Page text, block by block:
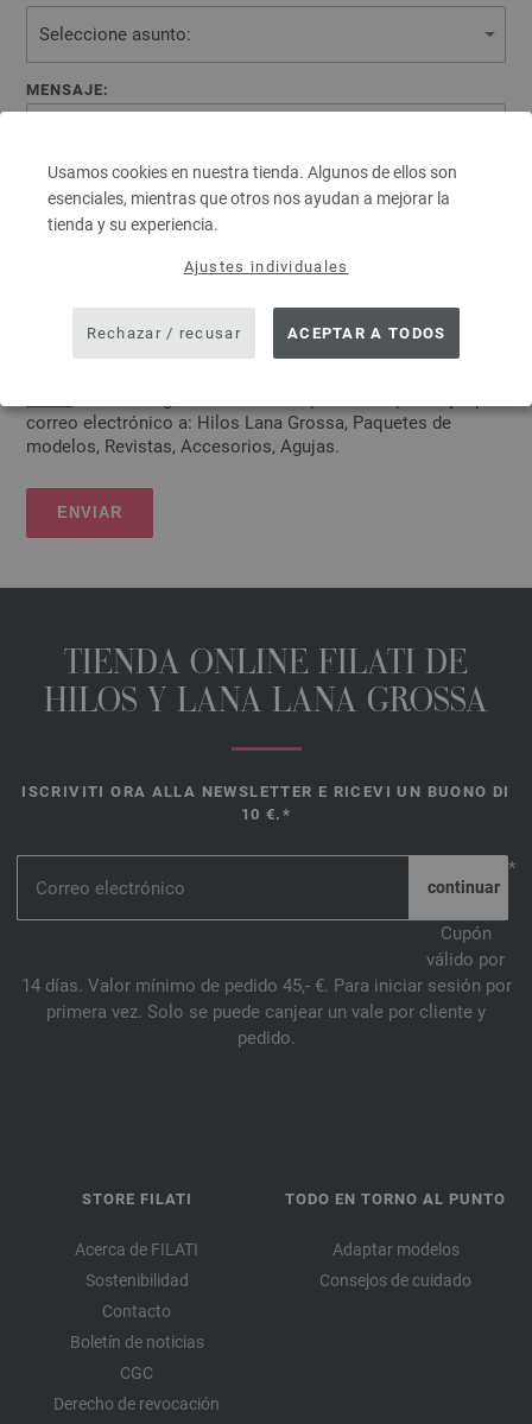
Usamos cookies en nuestra tienda. Algunos de ellos son
esenciales, mientras que otros nos ayudan a mejorar la
tienda y su experiencia.
Ajustes individuales
Rechazar / recusar ACEPTAR A TODOS
MENSAJE:
Deseo recibir información periódica, revocable en cualquier
correo electrónico a: Hilos Lana Grossa, Paquetes de
modelos, Revistas, Accesorios, Agujas.
ENVIAR
TIENDA ONLINE FILATI DE
HILOS Y LANA LANA GROSSA
ISCRIVITI ORA ALLA NEWSLETTER E RICEVI UN BUONO DI
10 €.*
*
Cupón
válido por
14 días. Valor mínimo de pedido 45,- €. Para iniciar sesión por
primera vez. Solo se puede canjear un vale por cliente y
pedido.
STORE FILATI
Acerca de FILATI
Sostenibilidad
Contacto
Boletín de noticias
CGC
Derecho de revocación
TODO EN TORNO AL PUNTO
Adaptar modelos
Consejos de cuidado